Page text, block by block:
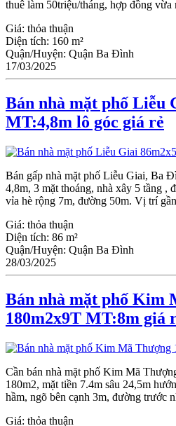
thuê làm 50triệu/tháng, hợp đồng
Giá: thỏa thuận
Diện tích: 160 m²
Quận/Huyện: Quận Ba Đình
17/03/2025
Bán nhà mặt phố Liễu
MT:4,8m lô góc giá rẻ
Bán gấp nhà mặt phố Liễu Giai, Ba
4,8m, 3 mặt thoáng, nhà xây 5 tầng ,
vỉa hè rộng 7m, đường 50m. Vị trí
Giá: thỏa thuận
Diện tích: 86 m²
Quận/Huyện: Quận Ba Đình
28/03/2025
Bán nhà mặt phố Kim
180m2x9T MT:8m giá
Cần bán nhà mặt phố Kim Mã
180m2, mặt tiền 7.4m sâu 24,5m
hầm, ngõ bên cạnh 3m, đường trước
Giá: thỏa thuận